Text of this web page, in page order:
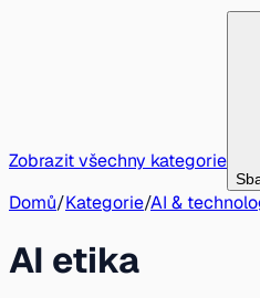
Zobrazit všechny kategorie
Domů/Kategorie/AI &
AI etika